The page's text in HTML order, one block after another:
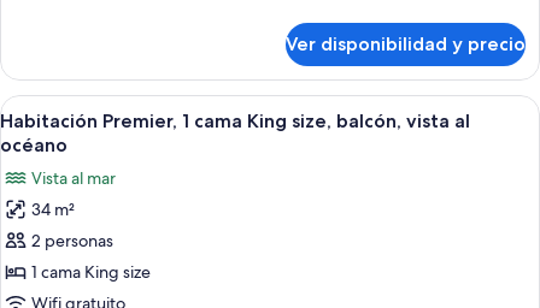
King
size
Deluxe,
cama
King
Ver disponibilidad y precio
Ver
todas
fotos
de
Habitación
Premier,
1
Una habitación de hotel con una
6
Habitación Premier, 1 cama King size, balcón, vista al
océano
Vista al mar
34 m²
2 personas
1 cama King size
Wifi gratuito